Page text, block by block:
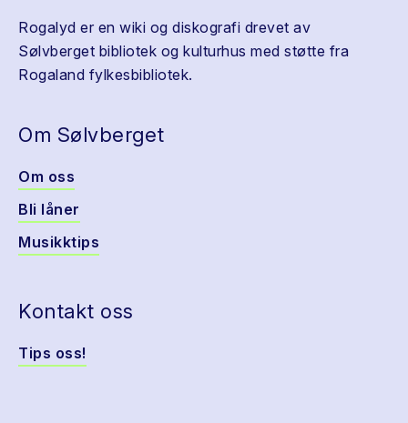
Rogalyd er en wiki og diskografi drevet av
Sølvberget bibliotek og kulturhus med støtte fra
Rogaland fylkesbibliotek.
Om Sølvberget
Om oss
Bli låner
Musikktips
Kontakt oss
Tips oss!